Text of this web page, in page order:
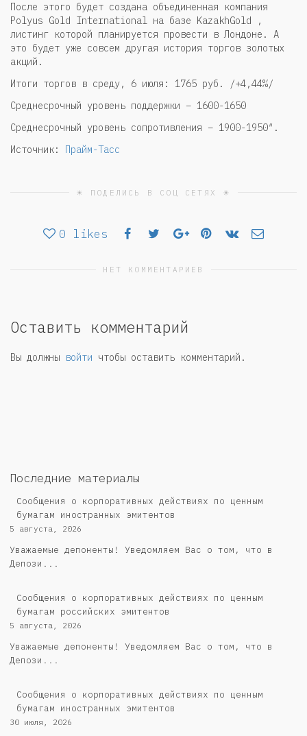
После этого будет создана объединенная компания
Polyus Gold International на базе KazakhGold ,
листинг которой планируется провести в Лондоне. А
это будет уже совсем другая история торгов золотых
акций.
Итоги торгов в среду, 6 июля: 1765 руб. /+4,44%/
Среднесрочный уровень поддержки – 1600-1650
Среднесрочный уровень сопротивления – 1900-1950″.
Источник: Прайм-Тасс
☀ ПОДЕЛИСЬ В СОЦ СЕТЯХ ☀
0 likes
НЕТ КОММЕНТАРИЕВ
Оставить комментарий
Вы должны войти чтобы оставить комментарий.
Последние материалы
Сообщения о корпоративных действиях по ценным
бумагам иностранных эмитентов
5 августа, 2026
Уважаемые депоненты! Уведомляем Вас о том, что в
Депози...
Cообщения о корпоративных действиях по ценным
бумагам российских эмитентов
5 августа, 2026
Уважаемые депоненты! Уведомляем Вас о том, что в
Депози...
Сообщения о корпоративных действиях по ценным
бумагам иностранных эмитентов
30 июля, 2026